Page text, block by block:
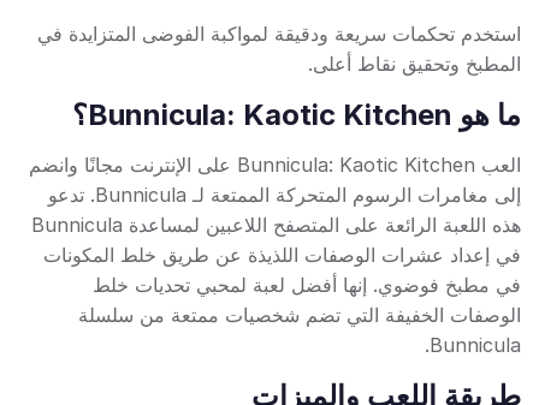
استخدم تحكمات سريعة ودقيقة لمواكبة الفوضى المتزايدة في
المطبخ وتحقيق نقاط أعلى.
ما هو Bunnicula: Kaotic Kitchen؟
العب Bunnicula: Kaotic Kitchen على الإنترنت مجانًا وانضم
إلى مغامرات الرسوم المتحركة الممتعة لـ Bunnicula. تدعو
هذه اللعبة الرائعة على المتصفح اللاعبين لمساعدة Bunnicula
في إعداد عشرات الوصفات اللذيذة عن طريق خلط المكونات
في مطبخ فوضوي. إنها أفضل لعبة لمحبي تحديات خلط
الوصفات الخفيفة التي تضم شخصيات ممتعة من سلسلة
Bunnicula.
طريقة اللعب والميزات